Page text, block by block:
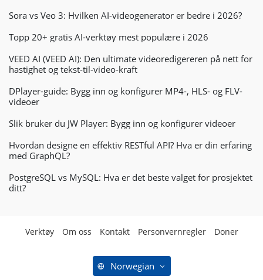
Sora vs Veo 3: Hvilken AI-videogenerator er bedre i 2026?
Topp 20+ gratis AI-verktøy mest populære i 2026
VEED AI (VEED AI): Den ultimate videoredigereren på nett for
hastighet og tekst-til-video-kraft
DPlayer-guide: Bygg inn og konfigurer MP4-, HLS- og FLV-
videoer
Slik bruker du JW Player: Bygg inn og konfigurer videoer
Hvordan designe en effektiv RESTful API? Hva er din erfaring
med GraphQL?
PostgreSQL vs MySQL: Hva er det beste valget for prosjektet
ditt?
Verktøy Om oss Kontakt Personvernregler Doner
Norwegian